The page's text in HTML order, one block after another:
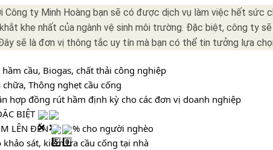
Công ty Minh Hoàng bạn sẽ có được dịch vụ làm việc hết sức
khe nhất của ngành vệ sinh môi trường. Đặc biệt, công ty
sẽ là đơn vị thông tắc uy tín mà bạn có thể tin tưởng lựa
hầm cầu, Biogas, chất thải công nghiệp
chữa, Thông nghẹt cầu cống
hợp đồng rút hầm định kỳ cho các đơn vị doanh nghiệp
BIỆT
LÊN ĐẾN
% cho người nghèo
khảo sát, kiểm tra cầu cống tại nhà